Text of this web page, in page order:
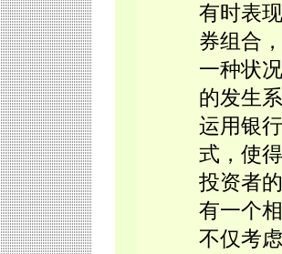
有时表
券组合
一种状
的发生
运用银
式，使
投资者
有一个
不仅考